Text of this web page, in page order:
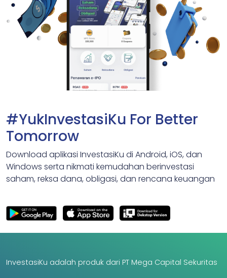
#YukInvestasiKu For Better
Tomorrow
Download aplikasi InvestasiKu di Android, iOS, dan
Windows serta nikmati kemudahan berinvestasi
saham, reksa dana, obligasi, dan rencana keuangan
InvestasiKu adalah produk dari PT Mega Capital Sekuritas